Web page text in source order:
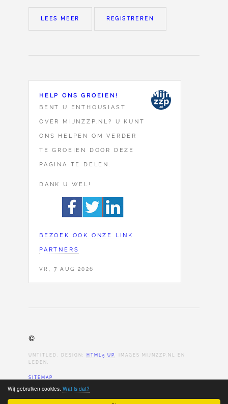
Wij gebruiken cookies. Wat is dat?
LEES MEER REGISTREREN
HELP ONS GROEIEN!
BENT U ENTHOUSIAST
OVER MIJNZZP.NL? U KUNT
ONS HELPEN OM VERDER
TE GROEIEN DOOR DEZE
PAGINA TE DELEN.
DANK U WEL!
BEZOEK OOK ONZE LINK
PARTNERS
VR, 7 AUG 2026
©
UNTITLED. DESIGN: HTML5 UP. IMAGES MIJNZZP.NL EN
LEDEN.
SITEMAP